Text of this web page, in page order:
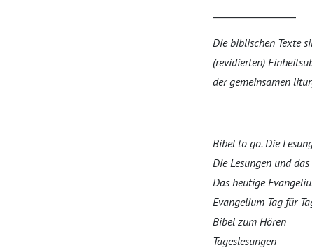
Die biblischen Texte
(revidierten)
der gemeinsamen
Bibel to go. Die
Die Lesungen und
Das heutige
Evangelium Tag für
Bibel zum Hören
Tageslesungen